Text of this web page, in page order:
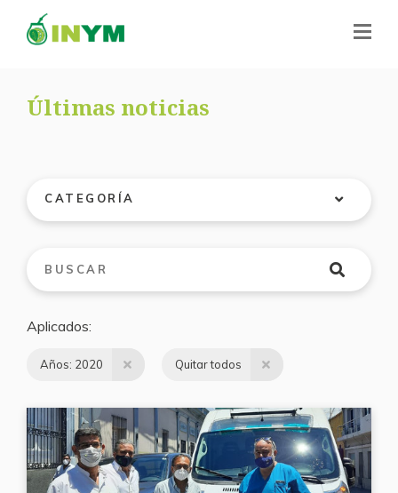
Últimas noticias
CATEGORÍA
Aplicados
Años: 2020 Quitar todos